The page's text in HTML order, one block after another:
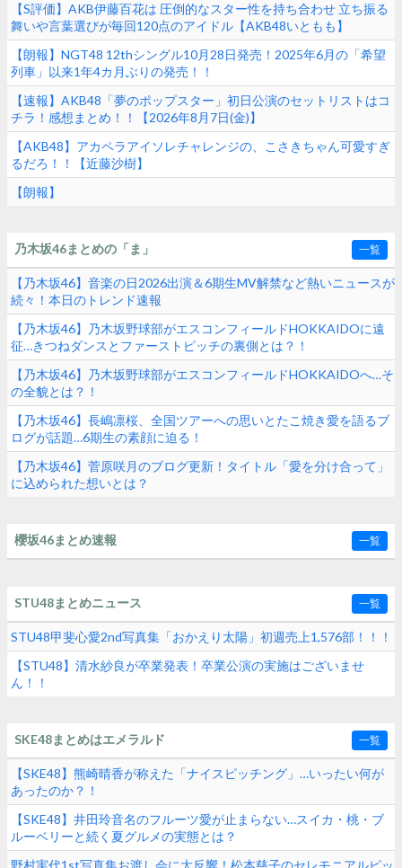
【S評価】AKB伊藤百花は 圧倒的なスター性を持ち合わせ 立ち振る
舞いや言葉選びが毎回120点のアイドル【AKB48いともも】
【朗報】NGT48 12thシングル10月28日発売！2025年6月の「希望
列車」以来1年4カ月ぶりの発売！！
【速報】AKB48「夢のポップスター」初日公演のセットリストはコ
チラ！感想まとめ！！【2026年8月7日(金)】
【AKB48】アカペラアイソレチャレンジの、こさきちゃん可愛すぎ
るだろ！！【近藤沙樹】
【朗報】
乃木坂46まとめの「ま」 一覧
【乃木坂46】音楽の日2026出演＆6期生MV解禁など熱いニュースが
続々！本日のトレンド速報
【乃木坂46】乃木坂野球部がエスコンフィールドHOKKAIDOに遠
征…きつねダンスとファーストピッチの裏側とは？！
【乃木坂46】乃木坂野球部がエスコンフィールドHOKKAIDOへ…そ
の全貌とは？！
【乃木坂46】長嶋凛桜、全国ツアーへの思いとたこ焼き愛を語るブ
ログが話題…6期生の素顔に迫る！
【乃木坂46】菅原咲月のブログ更新！タイトル「愛を分け合って」
に込められた想いとは？
櫻坂46まとめ速報 一覧
STU48まとめニュース 一覧
STU48甲斐心愛2nd写真集「おかえり太陽」初週売上1,576部！！！
【STU48】清水紗良が卒業発表！卒業公演の実施はございませ
ん！！
SKE48まとめはエメラルド 一覧
【SKE48】熊崎晴香が称えた「ナイスピッチング」…いったい何が
あったのか？！
【SKE48】井田玲音名のフルーツ愛が止まらない…スイカ・桃・ブ
ルーベリーと続く夏グルメの実態とは？
野村実代1st写真集お渡し会に大反響！松本慈子のセレモニアルピッ